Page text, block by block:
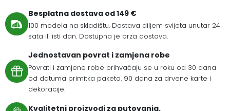
Besplatna dostava od 149 €
100 modela na skladištu. Dostava diljem svijeta unutar 24
sata ili isti dan. Dostupna je brza dostava.
Jednostavan povrat i zamjena robe
Povrati i zamjene robe prihvaćaju se u roku od 30 dana
od datuma primitka paketa. 90 dana za drvene karte i
dekoracije.
Kvalitetni proizvodi za putovanja.